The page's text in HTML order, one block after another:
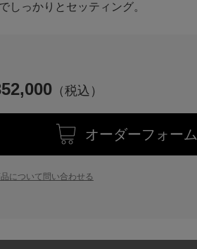
しっかりとセッティング。
オーダーフォー
について問い合わせる